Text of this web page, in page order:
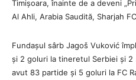
Timișoara, înainte de a deveni
Al Ahli, Arabia Saudită, Sharjah
Fundașul sârb Jagoš Vuković
și 2 goluri la tineretul Serbiei și 2
avut 83 partide și 5 goluri la FC